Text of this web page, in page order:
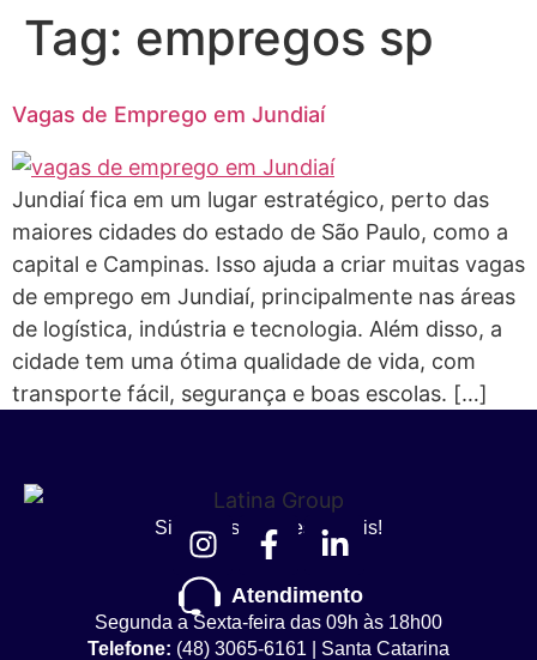
Tag: empregos sp
Vagas de Emprego em Jundiaí
Jundiaí fica em um lugar estratégico, perto das
maiores cidades do estado de São Paulo, como a
capital e Campinas. Isso ajuda a criar muitas vagas
de emprego em Jundiaí, principalmente nas áreas
de logística, indústria e tecnologia. Além disso, a
cidade tem uma ótima qualidade de vida, com
transporte fácil, segurança e boas escolas. […]
Siga nossas redes sociais!
Atendimento
Segunda a Sexta-feira das 09h às 18h00
Telefone: (48) 3065-6161 | Santa Catarina